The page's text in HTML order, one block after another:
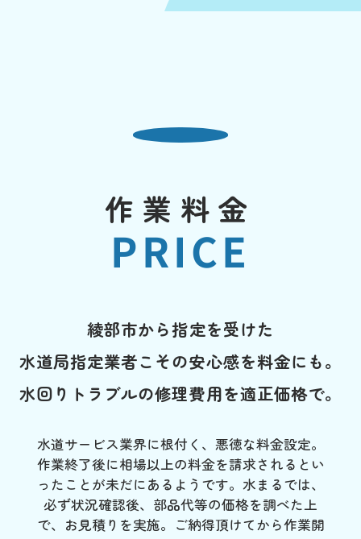
作業料金
PRICE
綾部市から指定を受けた
水道局指定業者こその安心感を料金にも。
水回りトラブルの修理費用を適正価格で。
水道サービス業界に根付く、悪徳な料金設定。
作業終了後に相場以上の料金を請求されるとい
ったことが未だにあるようです。水まるでは、
必ず状況確認後、部品代等の価格を調べた上
で、お見積りを実施。ご納得頂けてから作業開